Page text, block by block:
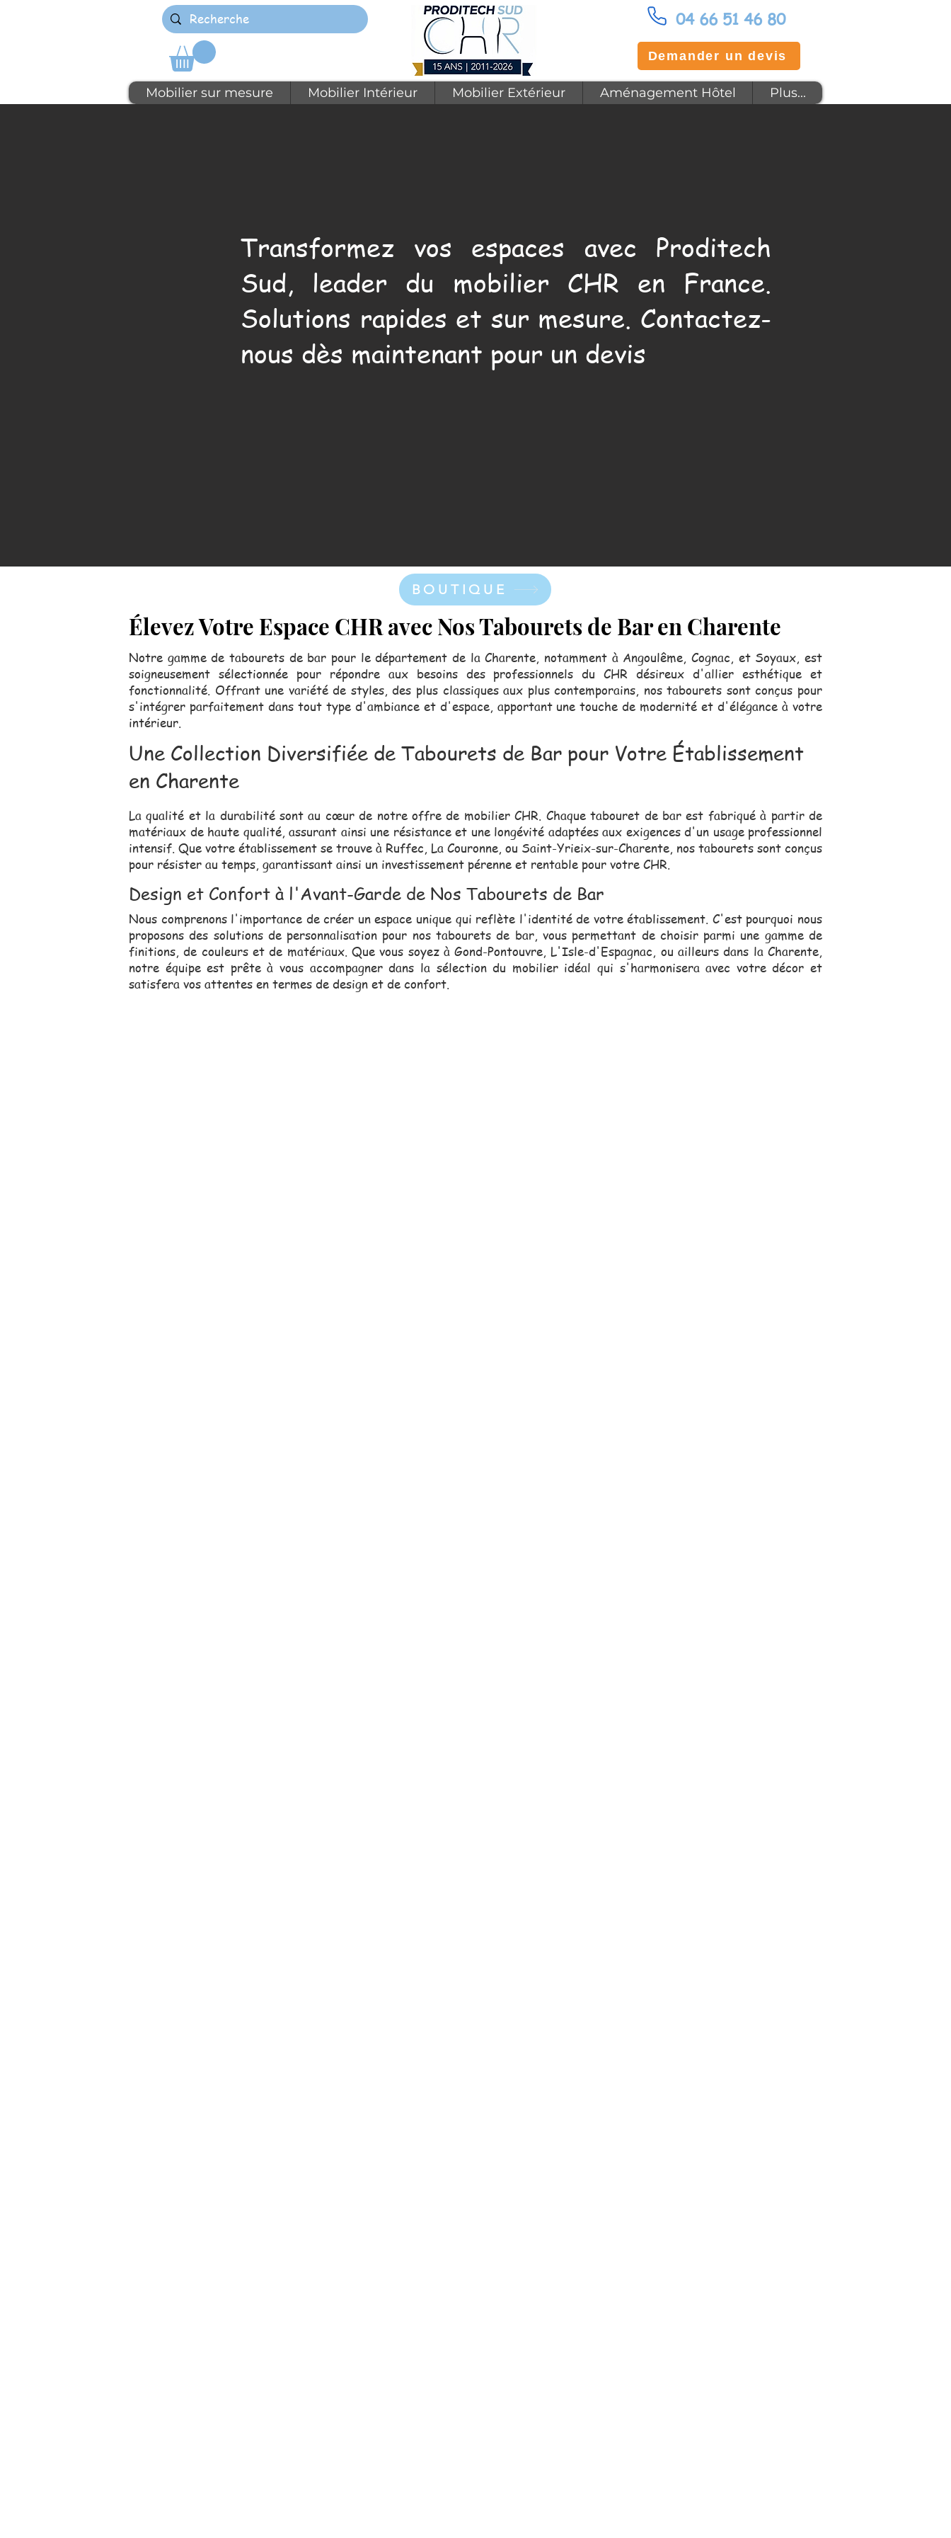
04 66 51 46 80
Demander un devis
Mobilier sur mesure Mobilier Intérieur Mobilier Extérieur Aménagement Hôtel Plus...
Transformez vos espaces avec Proditech
Sud, leader du mobilier CHR en France.
Solutions rapides et sur mesure. Contactez-
nous dès maintenant pour un devis
BOUTIQUE
Élevez Votre Espace CHR avec Nos Tabourets de Bar en Charente
Notre gamme de tabourets de bar pour le département de la Charente, notamment à Angoulême, Cognac, et Soyaux, est
soigneusement sélectionnée pour répondre aux besoins des professionnels du CHR désireux d'allier esthétique et
fonctionnalité. Offrant une variété de styles, des plus classiques aux plus contemporains, nos tabourets sont conçus pour
s'intégrer parfaitement dans tout type d'ambiance et d'espace, apportant une touche de modernité et d'élégance à votre
intérieur.
Une Collection Diversifiée de Tabourets de Bar pour Votre Établissement
en Charente
La qualité et la durabilité sont au cœur de notre offre de mobilier CHR. Chaque tabouret de bar est fabriqué à partir de
matériaux de haute qualité, assurant ainsi une résistance et une longévité adaptées aux exigences d'un usage professionnel
intensif. Que votre établissement se trouve à Ruffec, La Couronne, ou Saint-Yrieix-sur-Charente, nos tabourets sont conçus
pour résister au temps, garantissant ainsi un investissement pérenne et rentable pour votre CHR.
Design et Confort à l'Avant-Garde de Nos Tabourets de Bar
Nous comprenons l'importance de créer un espace unique qui reflète l'identité de votre établissement. C'est pourquoi nous
proposons des solutions de personnalisation pour nos tabourets de bar, vous permettant de choisir parmi une gamme de
finitions, de couleurs et de matériaux. Que vous soyez à Gond-Pontouvre, L'Isle-d'Espagnac, ou ailleurs dans la Charente,
notre équipe est prête à vous accompagner dans la sélection du mobilier idéal qui s'harmonisera avec votre décor et
satisfera vos attentes en termes de design et de confort.